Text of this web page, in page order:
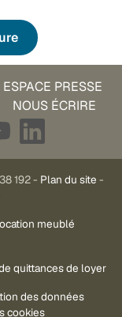
ESPACE PRESSE
NOUS ÉCRIRE
192 - Plan du site -
meublé
quittances de loyer
des données
cookies